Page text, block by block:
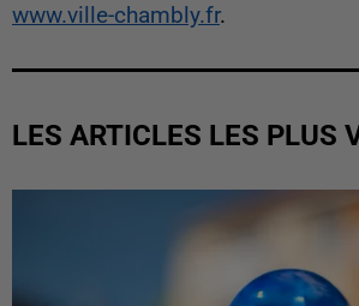
www.ville-chambly.fr.
LES ARTICLES LES PLUS